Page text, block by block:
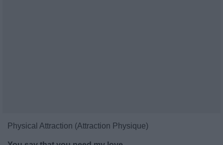
Physical Attraction (Attraction Physique)